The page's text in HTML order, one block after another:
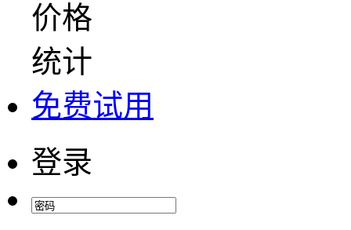
价格
统计
免费试用
登录